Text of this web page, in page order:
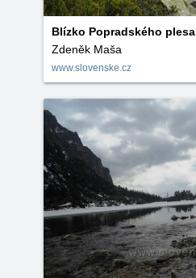
Blízko Popradského plesa
Zdeněk Maša
www.slovenske.cz